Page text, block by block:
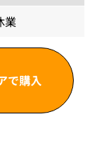
業
で購入